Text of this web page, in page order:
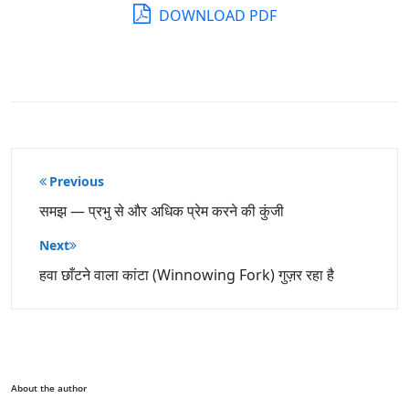
DOWNLOAD PDF
पोस्ट
नेविगेशन
Previous
समझ — प्रभु से और अधिक प्रेम करने की कुंजी
Next
हवा छाँटने वाला कांटा (Winnowing Fork) गुज़र रहा है
About the author